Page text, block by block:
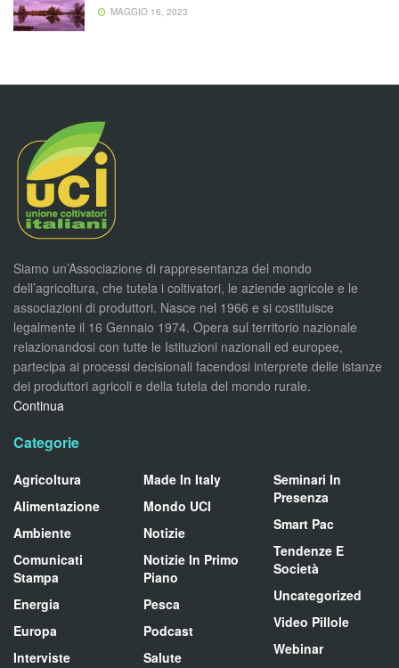
MAGGIO 16, 2023
Siamo un’Associazione di rappresentanza del mondo
dell’agricoltura, che tutela i coltivatori, le aziende agricole e le
associazioni di produttori. Nasce nel 1966 e si costituisce
legalmente il 16 Gennaio 1974. Opera sul territorio nazionale
relazionandosi con tutte le Istituzioni nazionali ed europee,
partecipa ai processi decisionali facendosi interprete delle istanze
dei produttori agricoli e della tutela del mondo rurale.
Continua
Categorie
Agricoltura
Alimentazione
Ambiente
Comunicati
Stampa
Energia
Europa
Interviste
Made In Italy
Mondo UCI
Notizie
Notizie In Primo
Piano
Pesca
Podcast
Salute
Seminari In
Presenza
Smart Pac
Tendenze E
Società
Uncategorized
Video Pillole
Webinar